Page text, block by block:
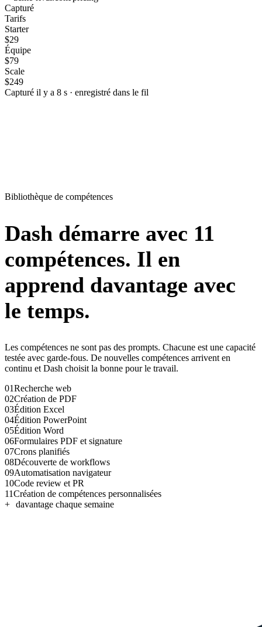
Capturé
Tarifs
Starter
$29
Équipe
$79
Scale
$249
Capturé il y a 8 s · enregistré dans le fil
Bibliothèque de compétences
Dash démarre avec 11
compétences. Il en
apprend davantage avec
le temps.
Les compétences ne sont pas des prompts. Chacune est une capacité
testée avec garde-fous. De nouvelles compétences arrivent en
continu et Dash choisit la bonne pour le travail.
01Recherche web
02Création de PDF
03Édition Excel
04Édition PowerPoint
05Édition Word
06Formulaires PDF et signature
07Crons planifiés
08Découverte de workflows
09Automatisation navigateur
10Code review et PR
11Création de compétences personnalisées
+ davantage chaque semaine